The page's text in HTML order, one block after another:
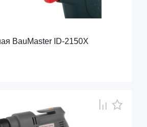
BauMaster ID-2150X